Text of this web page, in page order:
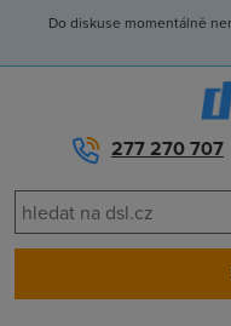
Do diskuse momentálně
277 270 707